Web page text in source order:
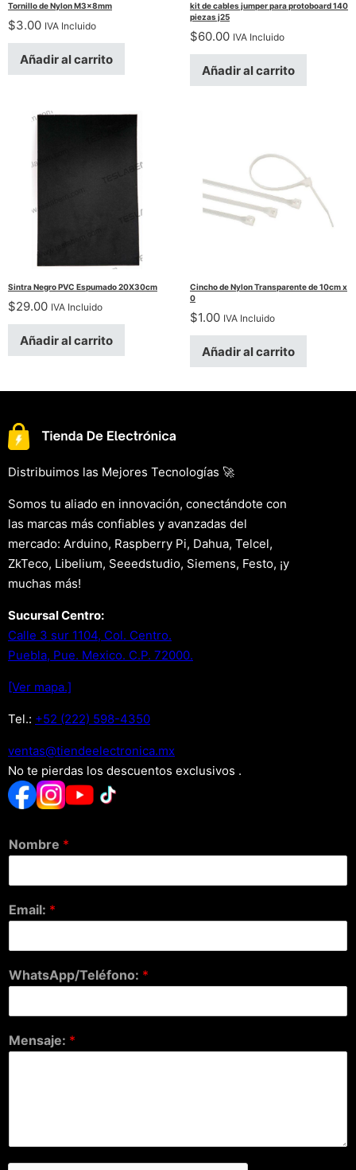
Tornillo de Nylon M3x8mm
$3.00 IVA Incluido
Añadir al carrito
kit de cables jumper para protoboard 140
piezas j25
$60.00 IVA Incluido
Añadir al carrito
Sintra Negro PVC Espumado 20X30cm
$29.00 IVA Incluido
Añadir al carrito
Cincho de Nylon Transparente de 10cm x
0
$1.00 IVA Incluido
Añadir al carrito
Distribuimos las Mejores Tecnologías 🚀
Somos tu aliado en innovación, conectándote con
las marcas más confiables y avanzadas del
mercado: Arduino, Raspberry Pi, Dahua, Telcel,
ZkTeco, Libelium, Seeedstudio, Siemens, Festo, ¡y
muchas más!
Sucursal Centro:
Calle 3 sur 1104, Col. Centro.
Puebla, Pue. Mexico. C.P. 72000.
[Ver mapa.]
Tel.: +52 (222) 598-4350
xm.acinortceleedneit@satnev
No te pierdas los descuentos exclusivos .
Nombre *
Email: *
WhatsApp/Teléfono: *
Mensaje: *